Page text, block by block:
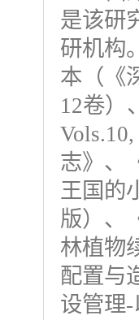
是该研
研机构
本（《
12卷）
志》、
王国的
版）、
林植物
配置与
设管理